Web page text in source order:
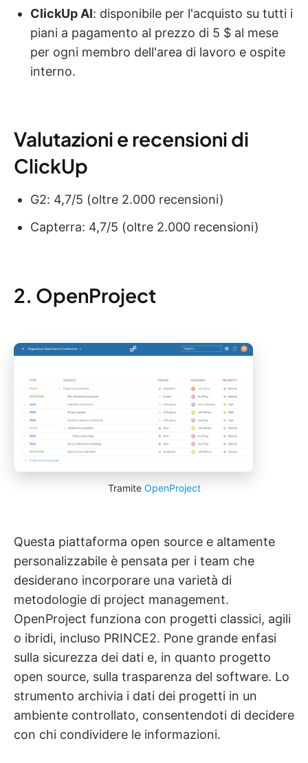
ClickUp AI: disponibile per l'acquisto su tutti i
piani a pagamento al prezzo di 5 $ al mese
per ogni membro dell'area di lavoro e ospite
interno.
Valutazioni e recensioni di
ClickUp
G2: 4,7/5 (oltre 2.000 recensioni)
Capterra: 4,7/5 (oltre 2.000 recensioni)
2. OpenProject
Tramite OpenProject
Questa piattaforma open source e altamente
personalizzabile è pensata per i team che
desiderano incorporare una varietà di
metodologie di project management.
OpenProject funziona con progetti classici, agili
o ibridi, incluso PRINCE2. Pone grande enfasi
sulla sicurezza dei dati e, in quanto progetto
open source, sulla trasparenza del software. Lo
strumento archivia i dati dei progetti in un
ambiente controllato, consentendoti di decidere
con chi condividere le informazioni.